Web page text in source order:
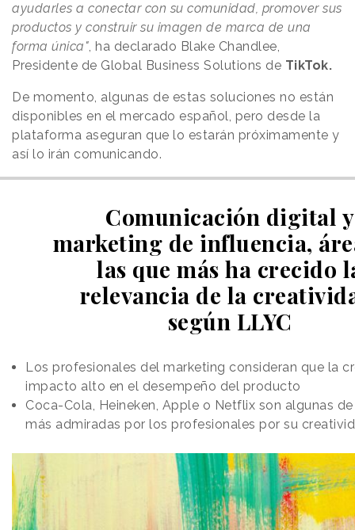
ayudarles a conectar con su comunidad, promover sus
productos y construir su imagen de marca de una
forma única", ha declarado Blake Chandlee,
Presidente de Global Business Solutions de TikTok.
De momento, algunas de estas soluciones no están
disponibles en el mercado español, pero desde la
plataforma aseguran que lo estarán próximamente y
así lo irán comunicando.
Comunicación digital y
marketing de influencia,
las que más ha crecido
relevancia de la
según LLYC
Los profesionales del marketing consideran que la
impacto alto en el desempeño del producto
Coca-Cola, Heineken, Apple o Netflix son algunas
más admiradas por los profesionales por su